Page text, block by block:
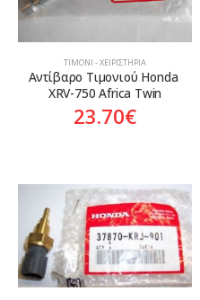
ΤΙΜΌΝΙ - ΧΕΙΡΙΣΤΉΡΙΑ
Αντίβαρο Τιμονιού Honda
XRV-750 Africa Twin
23.70€